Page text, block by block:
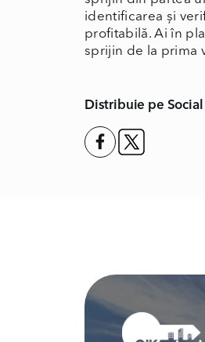
identificarea și
profitabilă. Ai în
sprijin de la prima
Distribuie pe